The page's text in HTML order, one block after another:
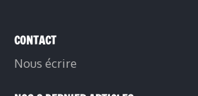
CONTACT
Nous écrire